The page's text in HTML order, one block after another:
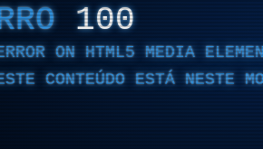
100
ON HTML5 MEDIA
CONTEÚDO ESTÁ NESTE